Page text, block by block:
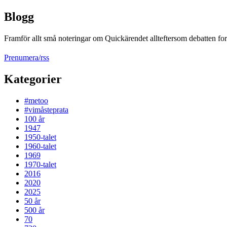
Blogg
Framför allt små noteringar om Quickärendet allteftersom debatten
Prenumera/rss
Kategorier
#metoo
#vimåsteprata
100 år
1947
1950-talet
1960-talet
1969
1970-talet
2016
2020
2025
50 år
500 år
70